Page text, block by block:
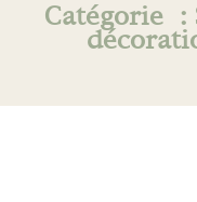
Catégorie :